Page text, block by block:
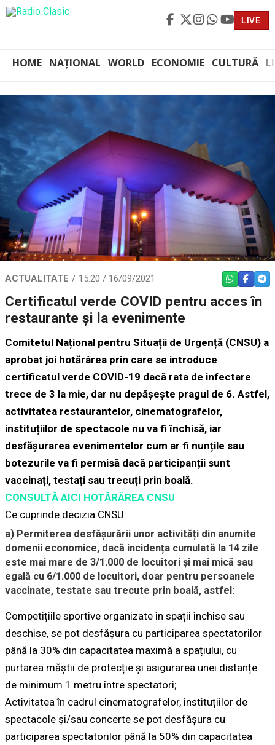
LIVE
HOME NAȚIONAL WORLD ECONOMIE CULTURĂ
ACTUALITATE 15:20 / 16/09/2021 WHATSAPP
Certificatul verde COVID pentru acces în
restaurante și la evenimente
​Comitetul Național pentru Situații de Urgență (CNSU) a
aprobat joi hotărârea prin care se introduce
certificatul verde COVID-19 dacă rata de infectare
trece de 3 la mie, dar nu depășește pragul de 6. Astfel,
activitatea restaurantelor, cinematografelor,
instituțiilor de spectacole nu va fi închisă, iar
desfășurarea evenimentelor cum ar fi nunțile sau
botezurile va fi permisă dacă participanții sunt
vaccinați, testați sau trecuți prin boală.
CONSULTĂ AICI HOTĂRÂREA CNSU
Ce cuprinde decizia CNSU:
a) Permiterea desfășurării unor activități din anumite
domenii economice, dacă incidența cumulată la 14 zile
este mai mare de 3/1.000 de locuitori și mai mică sau
egală cu 6/1.000 de locuitori, doar pentru persoanele
vaccinate, testate sau trecute prin boală, astfel:
Competițiile sportive organizate în spații închise sau
deschise, se pot desfășura cu participarea spectatorilor
până la 30% din capacitatea maximă a spațiului, cu
purtarea măștii de protecție și asigurarea unei distanțe
de minimum 1 metru între spectatori;
Activitatea în cadrul cinematografelor, instituțiilor de
spectacole și/sau concerte se pot desfășura cu
participarea spectatorilor până la 50% din capacitatea